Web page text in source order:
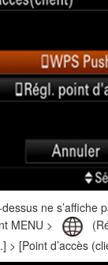
dessus ne s’affiche
MENU >
> [Point d’accès